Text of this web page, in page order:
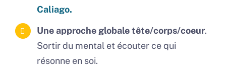
Caliago.
Une approche globale tête/corps/coeur.
Sortir du mental et écouter ce qui
résonne en soi.